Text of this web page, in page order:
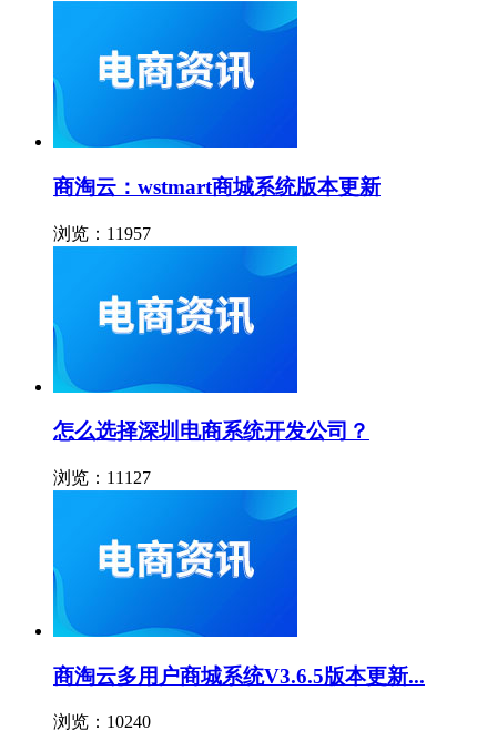
商淘云：wstmart商城系统版本更新
浏览：11957
怎么选择深圳电商系统开发公司？
浏览：11127
商淘云多用户商城系统V3.6.5版本更新...
浏览：10240